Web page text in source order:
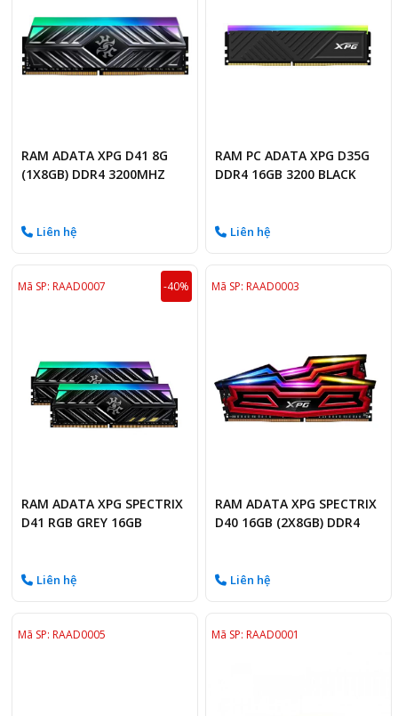
RAM ADATA XPG D41 8G
(1X8GB) DDR4 3200MHZ
Liên hệ
RAM PC ADATA XPG D35G
DDR4 16GB 3200 BLACK
Liên hệ
Mã SP: RAAD0007 -40%
RAM ADATA XPG SPECTRIX
D41 RGB GREY 16GB
Liên hệ
Mã SP: RAAD0003
RAM ADATA XPG SPECTRIX
D40 16GB (2X8GB) DDR4
Liên hệ
Mã SP: RAAD0005 Mã SP: RAAD0001